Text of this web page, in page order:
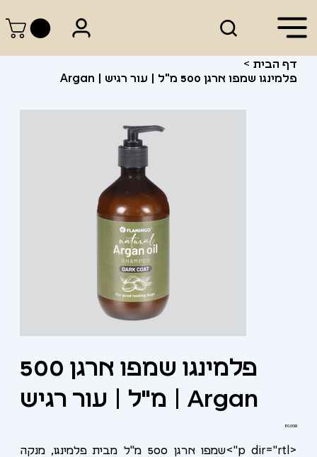
דף הבית >
פלמינגו שמפו ארגן 500 מ"ל | עור רגיש | Argan
פלמינגו שמפו ארגן 500
מ"ל | עור רגיש | Argan
מחיר‏80.00 ‏₪
<p dir="rtl">שמפו ארגן 500 מ"ל מבית פלמינגו, מנקה